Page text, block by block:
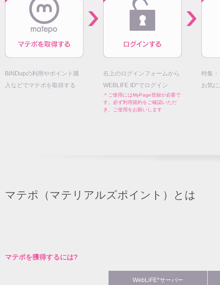
BiNDupの利用やポイント購
入などでマテポを取得する
右上のログインフォームから
WEBLIFE ID*でログイン
＊ご使用にはMyPage登録が必要で
す。必ず利用規約をご確認いただ
き、ご使用をお願いします
特集
お気
マテポ（マテリアルズポイント）とは
マテポを獲得するには?
WebLiFE*サーバー